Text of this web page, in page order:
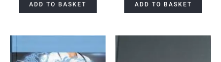
ADD TO BASKET ADD TO BASKET